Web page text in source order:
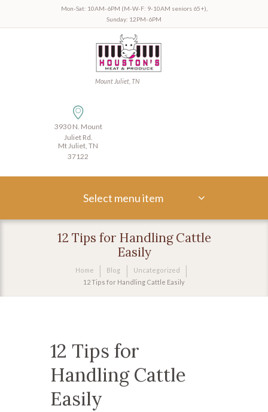
Mon-Sat: 10AM-6PM (M-W-F: 9-10AM seniors 65+),
Sunday: 12PM-6PM
Mount Juliet, TN
3930 N. Mount
Juliet Rd.
Mt Juliet, TN
37122
Select menu item
12 Tips for Handling Cattle
Easily
Home Blog
Uncategorized
12 Tips for Handling Cattle Easily
12 Tips for
Handling Cattle
Easily